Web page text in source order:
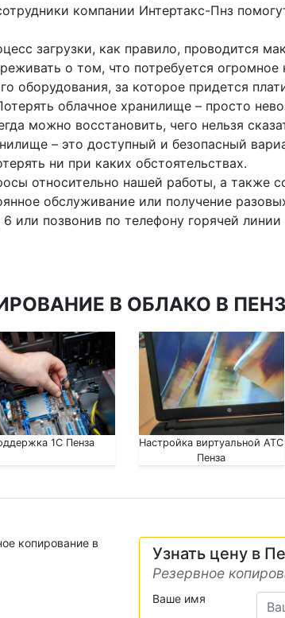
компании Интертакс-Пнз
загрузки, как правило, проводится
о том, что потребуется огромное
оборудования, за которое придется
облачное хранилище – просто
можно восстановить, чего нельзя
– это доступный и безопасный
ни при каких обстоятельствах.
относительно нашей работы, а также
обслуживание или получение
или позвонив по телефону горячей
В ОБЛАКО В
1С Пенза
Настройка виртуальной АТС
Пенза
копирование в
Узнать цену в
Резервное
Ваше имя